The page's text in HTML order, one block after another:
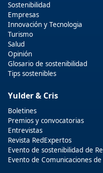
Sostenibilidad
Empresas
Innovación y Tecnologia
Turismo
Salud
Opinión
Glosario de sostenibilidad
Tips sostenibles
Yulder & Cris
Boletines
Premios y convocatorias
Entrevistas
Revista RedExpertos
Evento de sostenibilidad de
Evento de Comunicaciones